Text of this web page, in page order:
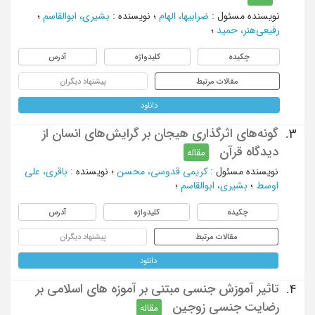
نویسنده مسئول : ضرابیها، الهام ؛ نویسنده : بشیری، ابوالقاسم ؛
رفیعی‌هنر، حمید ؛
چکیده کلیدواژه آدرس
مقالات مرتبط پیشنهاد دیگران
دانلود
3.
گونه‌های اثرگذاری هیجان بر گرایش‌های انسان از
دیدگاه قرآن
مقاله
نویسنده مسئول : کریمی قدوسی، محسن ؛ نویسنده : باقری، علی
اوسط ؛ بشیری، ابوالقاسم ؛
چکیده کلیدواژه آدرس
مقالات مرتبط پیشنهاد دیگران
دانلود
4.
تاثیر آموزش جنسی مبتنی بر آموزه های اسلامی بر
رضایت جنسی زوجین
مقاله